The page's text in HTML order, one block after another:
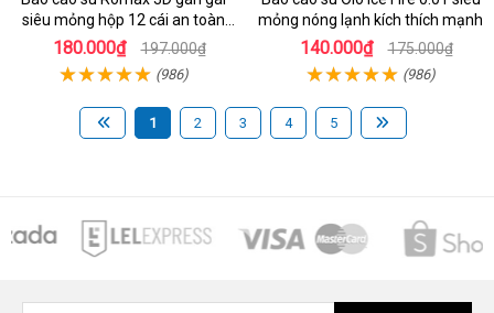
siêu mỏng hộp 12 cái an toàn
chất lượng
180.000₫ 197.000₫
(986)
mỏng nóng lạnh kích thích mạnh
140.000₫ 175.000₫
(986)
1 2 3 4 5